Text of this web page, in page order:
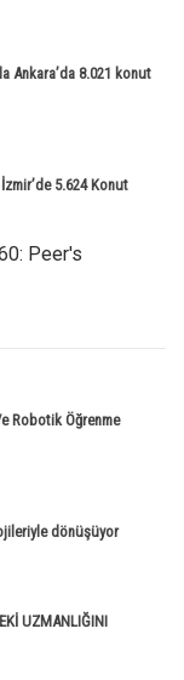
Ankara’da 8.021 konut
5.624 Konut
Peer's
Robotik Öğrenme
dönüşüyor
UZMANLIĞINI